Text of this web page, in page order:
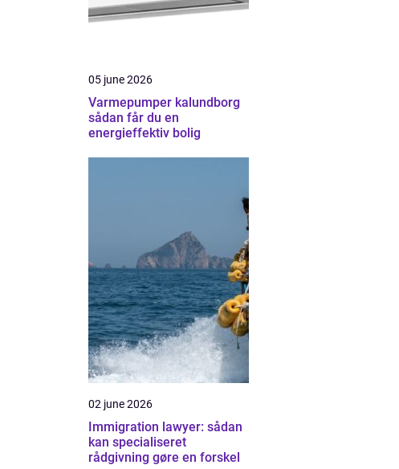
05 june 2026
Varmepumper kalundborg
sådan får du en
energieffektiv bolig
02 june 2026
Immigration lawyer: sådan
kan specialiseret
rådgivning gøre en forskel